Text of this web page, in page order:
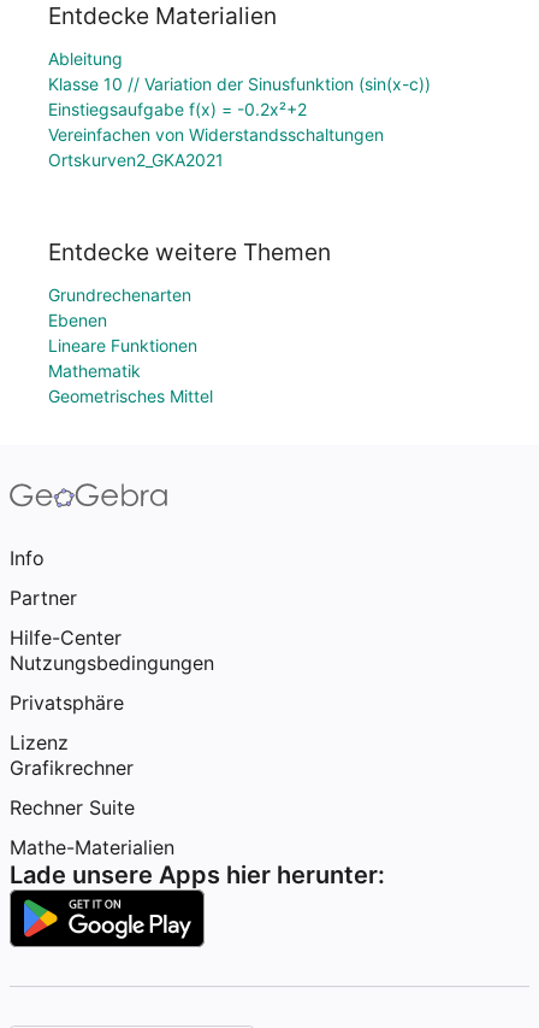
Entdecke Materialien
Ableitung
Klasse 10 // Variation der Sinusfunktion (sin(x-c))
Einstiegsaufgabe f(x) = -0.2x²+2
Vereinfachen von Widerstandsschaltungen
Ortskurven2_GKA2021
Entdecke weitere Themen
Grundrechenarten
Ebenen
Lineare Funktionen
Mathematik
Geometrisches Mittel
Info
Partner
Hilfe-Center
Nutzungsbedingungen
Privatsphäre
Lizenz
Grafikrechner
Rechner Suite
Mathe-Materialien
Lade unsere Apps hier herunter: